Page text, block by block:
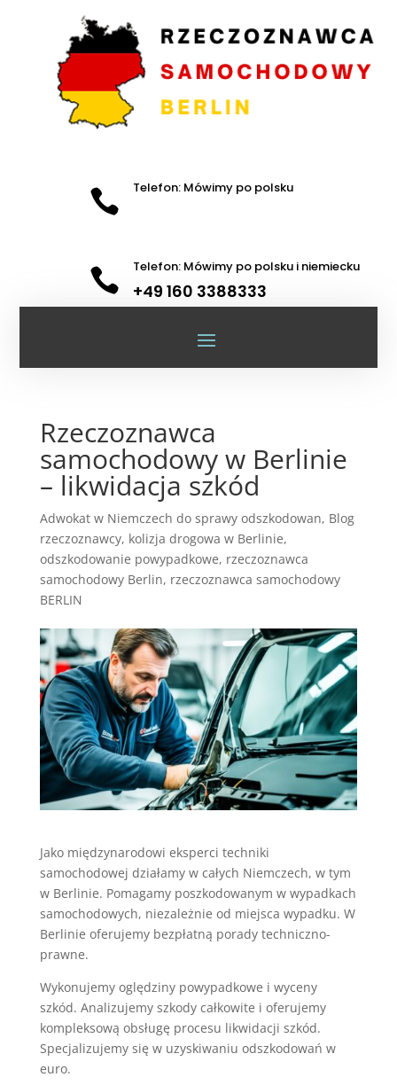
 Telefon: Mówimy po polsku
 Telefon: Mówimy po polsku i niemiecku
+49 160 3388333
Rzeczoznawca
samochodowy w Berlinie
– likwidacja szkód
Adwokat w Niemczech do sprawy odszkodowan, Blog
rzeczoznawcy, kolizja drogowa w Berlinie,
odszkodowanie powypadkowe, rzeczoznawca
samochodowy Berlin, rzeczoznawca samochodowy
BERLIN
Jako międzynarodowi eksperci techniki
samochodowej działamy w całych Niemczech, w tym
w Berlinie. Pomagamy poszkodowanym w wypadkach
samochodowych, niezależnie od miejsca wypadku. W
Berlinie oferujemy bezpłatną porady techniczno-
prawne.
Wykonujemy oględziny powypadkowe i wyceny
szkód. Analizujemy szkody całkowite i oferujemy
kompleksową obsługę procesu likwidacji szkód.
Specjalizujemy się w uzyskiwaniu odszkodowań w
euro.